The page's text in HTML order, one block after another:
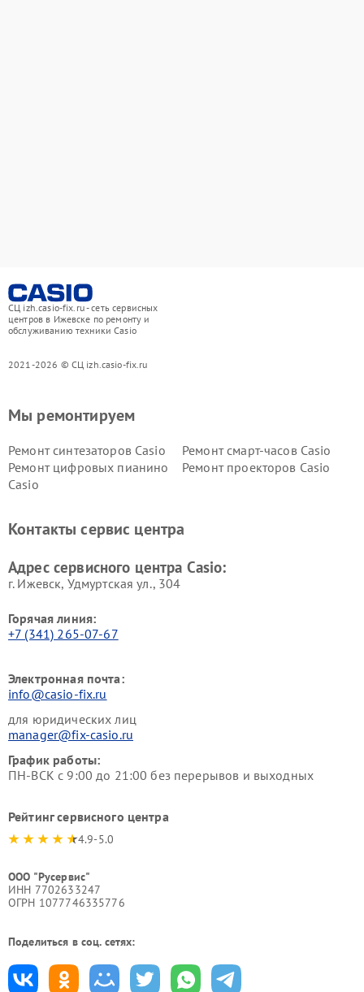
СЦ izh.casio-fix.ru - сеть сервисных
центров в Ижевске по ремонту и
обслуживанию техники Casio
2021-2026 © СЦ izh.casio-fix.ru
Мы ремонтируем
Ремонт синтезаторов Casio
Ремонт смарт-часов Casio
Ремонт цифровых пианино
Casio
Ремонт проекторов Casio
Контакты сервис центра
Адрес сервисного центра Casio:
г. Ижевск, Удмуртская ул., 304
Горячая линия:
+7 (341) 265-07-67
Электронная почта:
info@casio-fix.ru
для юридических лиц
manager@fix-casio.ru
График работы:
ПН-ВСК с 9:00 до 21:00 без перерывов и выходных
Рейтинг сервисного центра
4.9-5.0
ООО "Русервис"
ИНН 7702633247
ОГРН 1077746335776
Поделиться в соц. сетях: